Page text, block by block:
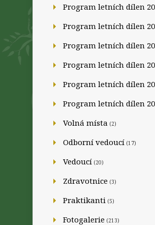
Program letních dílen
Program letních dílen
Program letních dílen
Program letních dílen
Program letních dílen
Program letních dílen
Volná místa (2)
Odborní vedoucí (17)
Vedoucí (20)
Zdravotnice (3)
Praktikanti (5)
Fotogalerie (213)